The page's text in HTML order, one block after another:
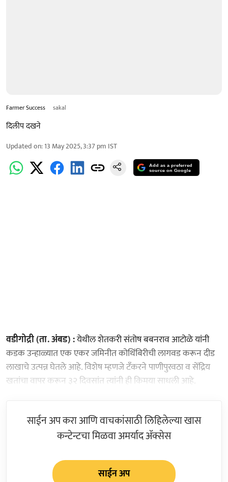
Farmer Success sakal
दिलीप दखने
Updated on:13 May 2025, 3:37 pm IST
Add as a preferred
source on Google
वडीगोद्री (ता. अंबड) :येथील शेतकरी संतोष बबनराव आटोळे यांनी
कडक उन्हाळ्यात एक एकर जमिनीत कोथिंबिरीची लागवड करून दीड
लाखाचे उत्पन्न घेतले आहे. विशेष म्हणजे टँकरने पाणीपुरवठा व सेंद्रिय
खतांचा वापर करून ३२ दिवसांत त्यांनी ही किमया साधली आहे.
साईन अप करा आणि वाचकांसाठी लिहिलेल्या खास
कन्टेन्टचा मिळवा अमर्याद ॲक्सेस
साईन अप